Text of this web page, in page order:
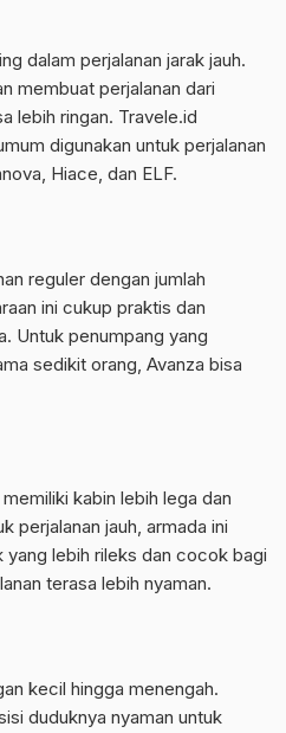
dalam perjalanan jarak jauh.
membuat perjalanan dari
lebih ringan. Travele.id
digunakan untuk perjalanan
Hiace, dan ELF.
reguler dengan jumlah
ini cukup praktis dan
Untuk penumpang yang
sedikit orang, Avanza bisa
kabin lebih lega dan
perjalanan jauh, armada ini
lebih rileks dan cocok bagi
terasa lebih nyaman.
kecil hingga menengah.
duduknya nyaman untuk